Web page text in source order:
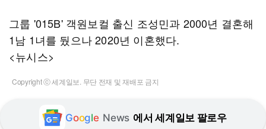
그룹 '015B' 객원보컬 출신 조성민과 2000년 결혼해
1남 1녀를 뒀으나 2020년 이혼했다.
<뉴시스>
Copyright ⓒ 세계일보. 무단 전재 및 재배포 금지
Google News 에서 세계일보 팔로우